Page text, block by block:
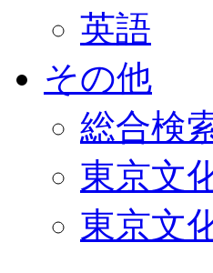
英語
その他
総合検
東京文
東京文